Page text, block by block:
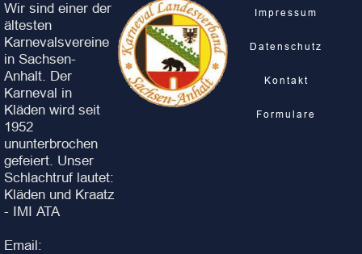
Wir sind einer der
ältesten
Karnevalsvereine
in Sachsen-
Anhalt. Der
Karneval in
Kläden wird seit
1952
ununterbrochen
gefeiert. Unser
Schlachtruf lautet:
Kläden und Kraatz
- IMI ATA
Email:
Impressum
Datenschutz
Kontakt
Formulare